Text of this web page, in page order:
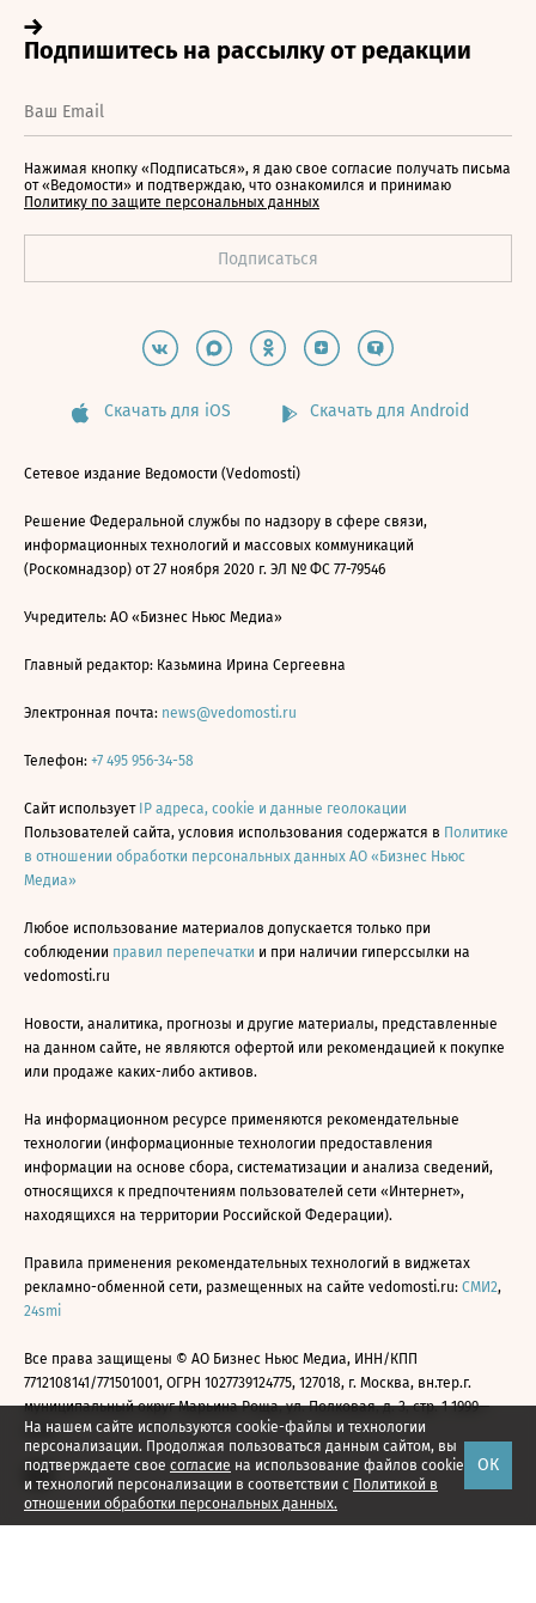
На нашем сайте используются cookie-файлы и технологии
персонализации. Продолжая пользоваться данным сайтом, вы
подтверждаете свое согласие на использование файлов cookie
и технологий персонализации в соответствии с Политикой в
отношении обработки персональных данных.
ОК
Нажимая кнопку «Подписаться», я даю свое согласие получать письма
от «Ведомости» и подтверждаю, что ознакомился и принимаю
Политику по защите персональных данных
Скачать для iOS Скачать для Android
Сетевое издание Ведомости (Vedomosti)
Решение Федеральной службы по надзору в сфере связи,
информационных технологий и массовых коммуникаций
(Роскомнадзор) от 27 ноября 2020 г. ЭЛ № ФС 77-79546
Учредитель: АО «Бизнес Ньюс Медиа»
Главный редактор: Казьмина Ирина Сергеевна
Электронная почта: news@vedomosti.ru
Телефон: +7 495 956-34-58
Сайт использует IP адреса, cookie и данные геолокации
Пользователей сайта, условия использования содержатся в Политике
в отношении обработки персональных данных АО «Бизнес Ньюс
Медиа»
Любое использование материалов допускается только при
соблюдении правил перепечатки и при наличии гиперссылки на
vedomosti.ru
Новости, аналитика, прогнозы и другие материалы, представленные
на данном сайте, не являются офертой или рекомендацией к покупке
или продаже каких-либо активов.
На информационном ресурсе применяются рекомендательные
технологии (информационные технологии предоставления
информации на основе сбора, систематизации и анализа сведений,
относящихся к предпочтениям пользователей сети «Интернет»,
находящихся на территории Российской Федерации).
Правила применения рекомендательных технологий в виджетах
рекламно-обменной сети, размещенных на сайте vedomosti.ru: СМИ2,
24smi
Все права защищены © АО Бизнес Ньюс Медиа, ИНН/КПП
7712108141/771501001, ОГРН 1027739124775, 127018, г. Москва, вн.тер.г.
муниципальный округ Марьина Роща, ул. Полковая, д. 3, стр. 1 1999—
2026